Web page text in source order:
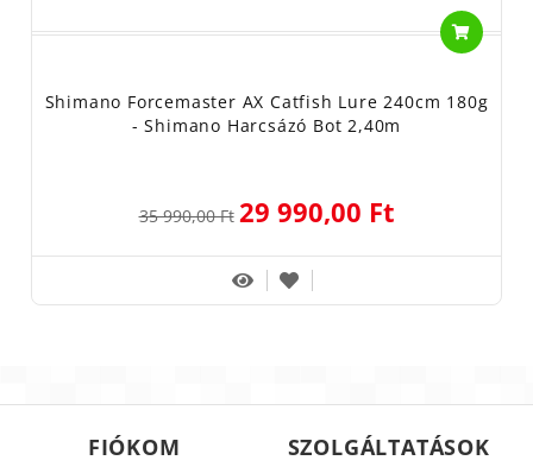
Shimano Forcemaster AX Catfish Lure 240cm 180g
- Shimano Harcsázó Bot 2,40m
35 990,00 Ft 29 990,00 Ft
FIÓKOM SZOLGÁLTATÁSOK